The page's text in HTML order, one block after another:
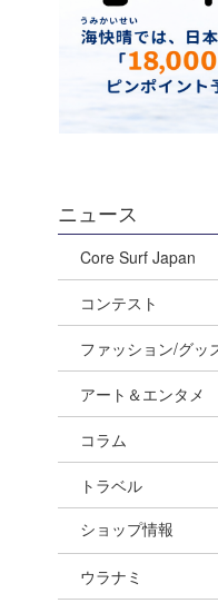
ニュース
Core Surf Japan
コンテスト
ファッション/グッ
アート＆エンタメ
コラム
トラベル
ショップ情報
ショップ情報
ウラナミ